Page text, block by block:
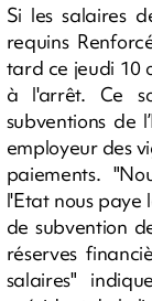
Si les salaires
requins
tard ce jeudi 10
à l'arrêt. Ce
subventions de
employeur des
paiements.
l'Etat nous paye
de subvention
réserves
salaires"